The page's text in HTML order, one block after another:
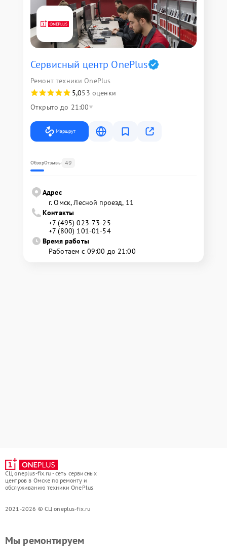
Сервисный центр OnePlus
Ремонт техники OnePlus
5,053 оценки
Открыто до 21:00
Маршрут
ОбзорОтзывы 49
Адрес
г. Омск, ​Лесной проезд, 11
Контакты
+7 (495) 023-73-25
+7 (800) 101-01-54
Время работы
Работаем с 09:00 до 21:00
СЦ oneplus-fix.ru - сеть сервисных
центров в Омске по ремонту и
обслуживанию техники OnePlus
2021-2026 © СЦ oneplus-fix.ru
Мы ремонтируем